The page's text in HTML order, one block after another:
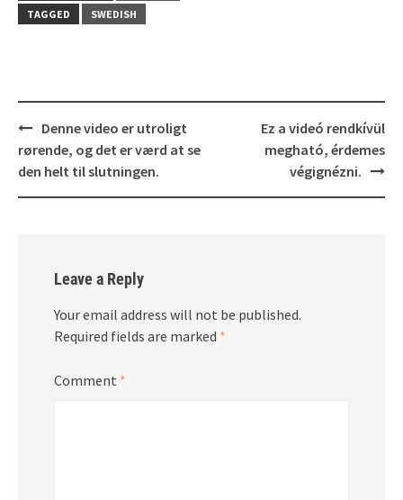
TAGGED
SWEDISH
Post
navigation
Denne video er utroligt
rørende, og det er værd at se
den helt til slutningen.
Ez a videó rendkívül
megható, érdemes
végignézni.
Leave a Reply
Your email address will not be published.
Required fields are marked *
Comment *